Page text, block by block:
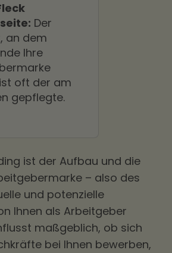
Der
an dem
Ihre
oft der am
gepflegte.
ist der Aufbau und die
– also des
und potenzielle
Ihnen als Arbeitgeber
maßgeblich, ob sich
bei Ihnen bewerben,